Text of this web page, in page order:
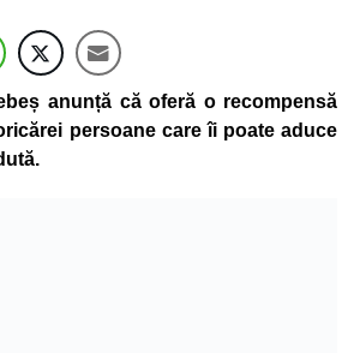
anunță că oferă o recompensă
persoane care îi poate aduce